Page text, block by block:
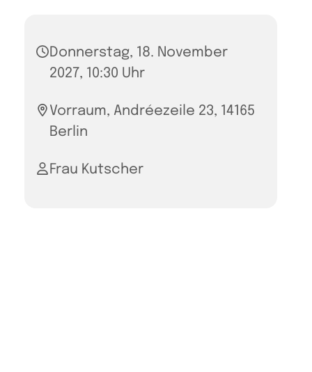
Donnerstag, 18. November
2027, 10:30 Uhr
Vorraum, Andréezeile 23, 14165
Berlin
Frau Kutscher